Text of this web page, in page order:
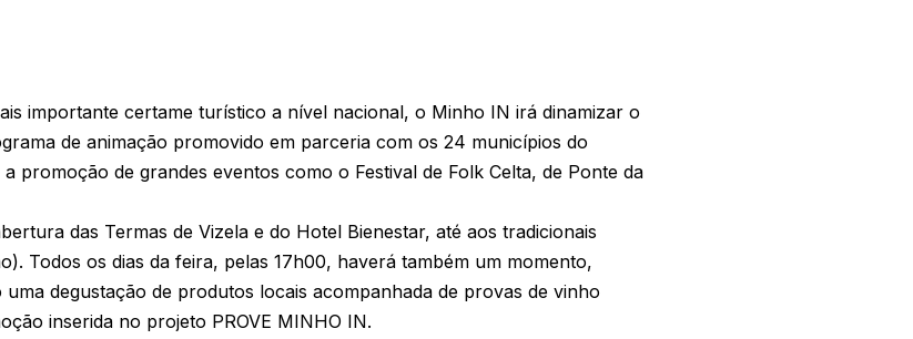
importante certame turístico a nível nacional, o Minho IN irá dinamizar o
de animação promovido em parceria com os 24 municípios do
promoção de grandes eventos como o Festival de Folk Celta, de Ponte da
das Termas de Vizela e do Hotel Bienestar, até aos tradicionais
Todos os dias da feira, pelas 17h00, haverá também um momento,
degustação de produtos locais acompanhada de provas de vinho
inserida no projeto PROVE MINHO IN.